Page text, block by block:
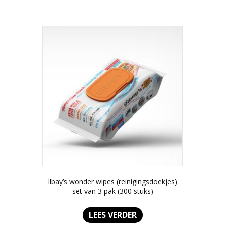
Ilbay’s wonder wipes (reinigingsdoekjes)
set van 3 pak (300 stuks)
LEES VERDER